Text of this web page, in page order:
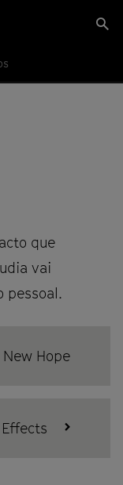
que
vai
pessoal.
New Hope